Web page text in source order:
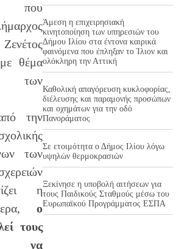
που
θέμα
των
την
των
η
ο
τους
να
Άμεση η επιχειρησιακή
κινητοποίηση των υπηρεσιών του
Δήμου Ιλίου στα έντονα καιρικά
φαινόμενα που έπληξαν το Ίλιον και
ολόκληρη την Αττική
Καθολική απαγόρευση κυκλοφορίας,
διέλευσης και παραμονής προσώπων
και οχημάτων για την οδό
Πανοράματος
Σε ετοιμότητα ο Δήμος Ιλίου λόγω
υψηλών θερμοκρασιών
Ξεκίνησε η υποβολή αιτήσεων για
τους Παιδικούς Σταθμούς μέσω του
Ευρωπαϊκού Προγράμματος ΕΣΠΑ